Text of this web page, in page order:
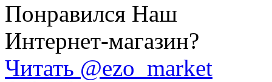
Понравился Наш
Интернет-магазин?
Читать @ezo_market